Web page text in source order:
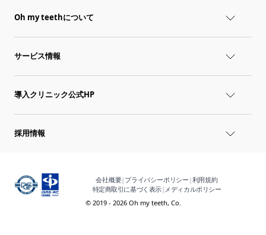
Oh my teethについて
サービス情報
導入クリニック公式HP
採用情報
会社概要| プライバシーポリシー |利用規約
特定商取引に基づく表示| メディカルポリシー
© 2019 - 2026 Oh my teeth, Co.